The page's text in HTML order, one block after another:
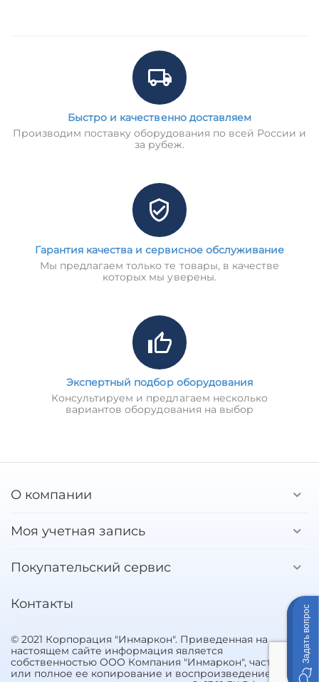
Быстро и качественно доставляем
Производим поставку оборудования по всей России и
за рубеж.
Гарантия качества и сервисное обслуживание
Мы предлагаем только те товары, в качестве
которых мы уверены.
Экспертный подбор оборудования
Консультируем и предлагаем несколько
вариантов оборудования на выбор
О компании
Моя учетная запись
Покупательский сервис
Контакты
© 2021 Корпорация "Инмаркон". Приведенная на
настоящем сайте информация является
собственностью ООО Компания "Инмаркон", частичное
или полное ее копирование и воспроизведение
Задать вопрос